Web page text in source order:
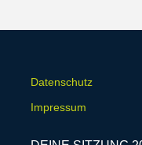
Datenschutz
Impressum